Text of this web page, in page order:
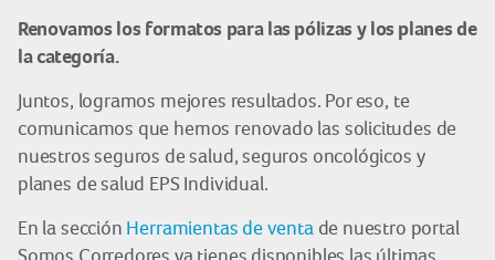
Renovamos los formatos para las pólizas y los planes de
la categoría.
Juntos, logramos mejores resultados. Por eso, te
comunicamos que hemos renovado las solicitudes de
nuestros seguros de salud, seguros oncológicos y
planes de salud EPS Individual.
En la sección Herramientas de ventade nuestro portal
Somos Corredores ya tienes disponibles las últimas